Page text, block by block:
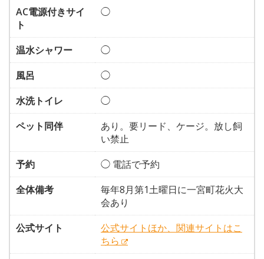
AC電源付きサイ
ト
◯
温水シャワー
◯
風呂
◯
水洗トイレ
◯
ペット同伴
あり。要リード、ケージ。放し飼
い禁止
予約
◯ 電話で予約
全体備考
毎年8月第1土曜日に一宮町花火大
会あり
公式サイト
公式サイトほか、関連サイトはこ
ちら